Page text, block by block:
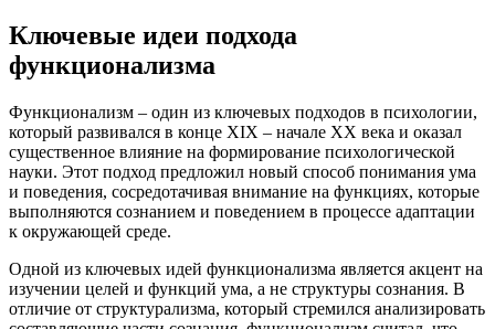
Ключевые идеи подхода
функционализма
Функционализм – один из ключевых подходов в психологии,
который развивался в конце XIX – начале XX века и оказал
существенное влияние на формирование психологической
науки. Этот подход предложил новый способ понимания ума
и поведения, сосредотачивая внимание на функциях, которые
выполняются сознанием и поведением в процессе адаптации
к окружающей среде.
Одной из ключевых идей функционализма является акцент на
изучении целей и функций ума, а не структуры сознания. В
отличие от структурализма, который стремился анализировать